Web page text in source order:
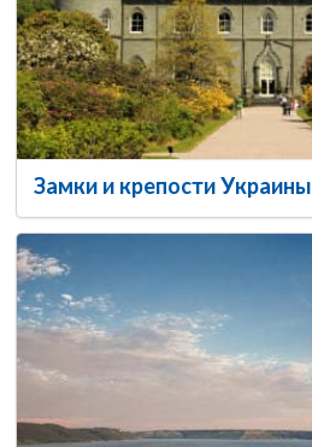
Замки и крепости Украины